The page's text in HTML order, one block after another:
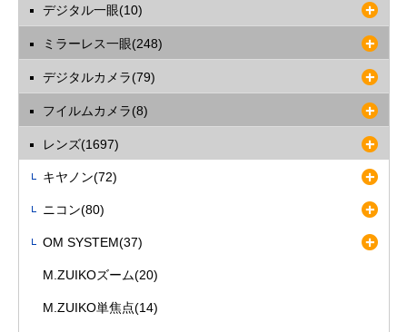
2017年12月09日
店頭でのご購入希望のお客様へ
WEBサイトで在庫有りとなっておりましても、店頭には無い場合がございま
す。
WEBサイトでご注文をしていない場合には、事前に店舗へご連絡していただき
ますようお願いいたします。
デジタル一眼(10)
ミラーレス一眼(248)
デジタルカメラ(79)
フイルムカメラ(8)
レンズ(1697)
キヤノン(72)
ニコン(80)
OM SYSTEM(37)
M.ZUIKOズーム(20)
M.ZUIKO単焦点(14)